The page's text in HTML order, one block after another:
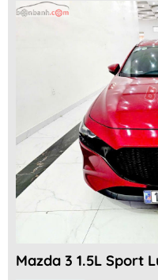
Mazda 3 1.5L Sport